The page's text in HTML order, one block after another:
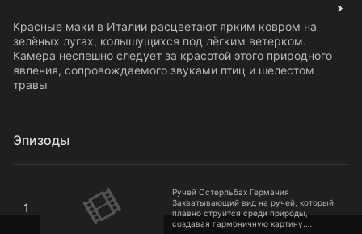
Красные маки в Италии расцветают ярким ковром на
зелёных лугах, колышущихся под лёгким ветерком.
Камера неспешно следует за красотой этого природного
явления, сопровождаемого звуками птиц и шелестом
травы
Эпизоды
1
Ручей Остерльбах Германия
Захватывающий вид на ручей, который
плавно струится среди природы,
создавая гармоничную картину.